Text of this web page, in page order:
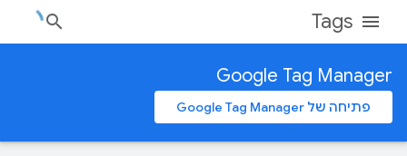
Tags
Google Tag Manager
פתיחה של Google Tag Manager